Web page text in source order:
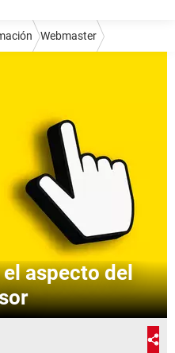
Webmaster
aspecto del